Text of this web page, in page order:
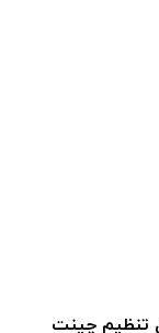
25 آمپر قابل تنظیم چینت